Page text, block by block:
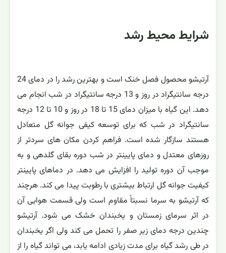
شرایط محیط رشد
آرتیشو محصول فصل خنک است و بهترین رشد را در دمای 24
درجه سانتیگراد در روز و 13 درجه سانتیگراد در شب انجام می
دهد. این گیاه با میزان دمای 15 تا 18 در روز و 10 تا 12 درجه
سانتیگراد در شب که برای توسعه کیفی جوانه گل متعادل
هستند سازگار شده است. فراهم کردن مکان های سردتر از
روزهای معتدل و دمای پایینتر در شب دوره بقای گلدهی و به
موجب آن دوره تولید را افزایش می دهد. در دماهای پایینتر
کیفیت جوانه گل ارتباط بیشتری با رطوبت پیدا می کند. هرچند
که آرتیشو به سرما نسبتاً مقاوم است ولی قسمت هوایی آن
در اثر سرمای زمستان و یخبندان خشک می شود. آرتیشو
چندین درجه دمای زیر صفر را تحمل می کند ولی اگر یخبندان
در طی رشد گیاه برای مدت زیادی ادامه یابد، می تواند گیاه را از